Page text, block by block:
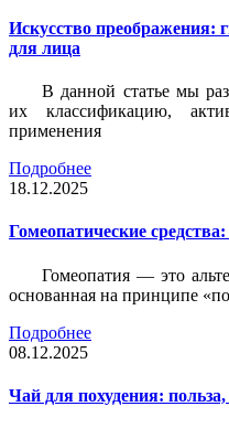
Искусство преображения:
для лица
В данной статье мы
их классификацию,
применения
Подробнее
18.12.2025
Гомеопатические
Гомеопатия — это
основанная на принципе
Подробнее
08.12.2025
Чай для похудения: